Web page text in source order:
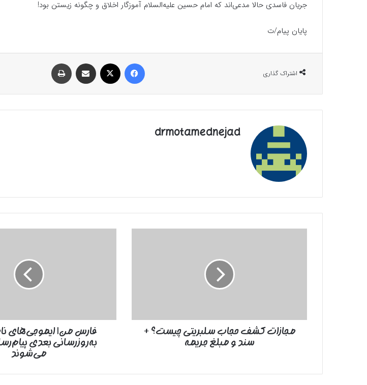
جریان فاسدی حالا مدعی‌اند که امام حسین علیه‌السلام آموزگار اخلاق و چگونه زیستن بود!
پایان پیام/ت
اشتراک گذاری
فیسبوک ایکس اشتراک گذاری با ایمیل
drmotamednejad
مبلغ
جریمهمجازات کشف حجاب سلبریتی چیست؟ +
سند و مبلغ جریمه
حذف
می‌شوندفارس من| ایموجی‌های
به‌روزرسانی بعدی
می‌شوند